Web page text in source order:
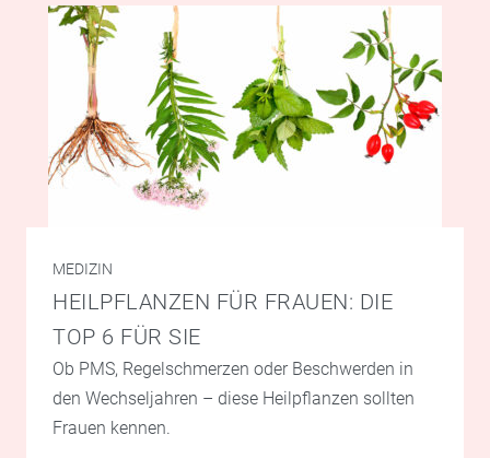
MEDIZIN
HEILPFLANZEN FÜR FRAUEN: DIE
TOP 6 FÜR SIE
Ob PMS, Regelschmerzen oder Beschwerden in
den Wechseljahren – diese Heilpflanzen sollten
Frauen kennen.